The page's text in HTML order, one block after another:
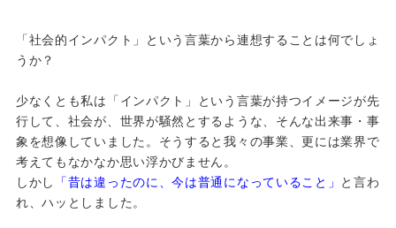
「社会的インパクト」という言葉から連想することは何でしょ
うか？
少なくとも私は「インパクト」という言葉が持つイメージが先
行して、社会が、世界が騒然とするような、そんな出来事・事
象を想像していました。そうすると我々の事業、更には業界で
考えてもなかなか思い浮かびません。
しかし
「昔は違ったのに、今は普通になっていること」 と言わ
れ、ハッとしました。